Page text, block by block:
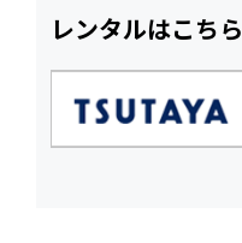
レンタルはこちら